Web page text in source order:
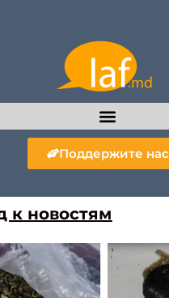
Поддержите нас
к новостям